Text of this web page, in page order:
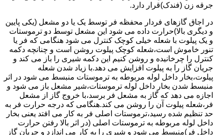
جرقه زن (فندک)قرار دارد.
در اجاق گازهای فردار محفظه فر توسط یک یا دو مشعل (یکی پایین
و دیگری بالا)حرارت داده می شود این مشعل توسط دو ترموستات
و یک پیلوت با شعله خیلی کوچک کنترل می شود هنگامی که فر یا
تنور خاموش است،شعله کوچک پیلوت روشن است و چنانچه دکمه
کنترل را چرخانیده و روشن کنیم این دکمه شیری را باز می کند و
جریان گاز را به پیلوت افزایش می دهد.با زیاد شدن شعله
پیلوت،بخار داخل لوله مربوطه به ترموستات منبسط می شود در اثر
منبسط شدن بخار داخل لوله ترموستات،شیر مشعل باز می شود و
اجازه می دهد که گاز به مشعل فر برسد،با خروج گاز از مشعل
فر،شعله پیلوت آن را روشن می کند.هنگامی که درجه حرارت فر به
حد تنظیم شده رسید،ترموستات اصلی فر به کار می افتد یعنی بخار
داخل لوله مربوطه به ترموستات اصلی (در اثر بالا رفتن حرارت
داخل فر)منبسط می شود و شیری را به کار می اندازد و جریان گاز